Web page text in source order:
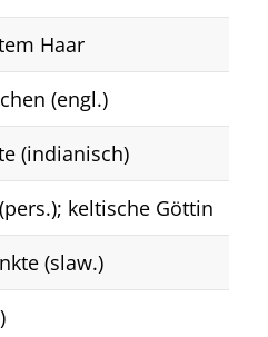
Haar
(engl.)
(indianisch)
keltische Göttin
(slaw.)